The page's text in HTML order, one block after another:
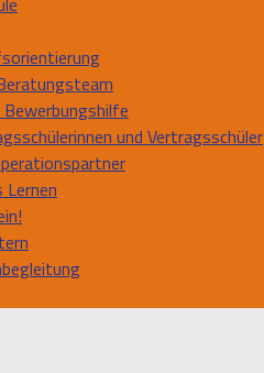
Bewerbungshilfe
und Vertragsschüler
Lernen